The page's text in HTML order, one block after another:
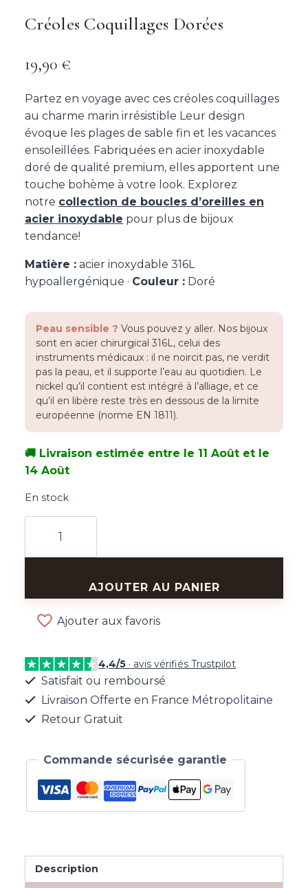
Créoles Coquillages Dorées
19,90 €
Partez en voyage avec ces créoles coquillages
au charme marin irrésistible Leur design
évoque les plages de sable fin et les vacances
ensoleillées. Fabriquées en acier inoxydable
doré de qualité premium, elles apportent une
touche bohème à votre look. Explorez
notre collection de boucles d’oreilles en
acier inoxydable pour plus de bijoux
tendance!
Matière : acier inoxydable 316L
hypoallergénique · Couleur : Doré
Peau sensible ? Vous pouvez y aller. Nos bijoux
sont en acier chirurgical 316L, celui des
instruments médicaux : il ne noircit pas, ne verdit
pas la peau, et il supporte l’eau au quotidien. Le
nickel qu’il contient est intégré à l’alliage, et ce
qu’il en libère reste très en dessous de la limite
européenne (norme EN 1811).
🚚 Livraison estimée entre le 11 Août et le
14 Août
En stock
Créoles
AJOUTER AU PANIER
Ajouter aux favoris
4,4/5 · avis vérifiés Trustpilot
Satisfait ou remboursé
Livraison Offerte en France Métropolitaine
Retour Gratuit
Commande sécurisée garantie
Description